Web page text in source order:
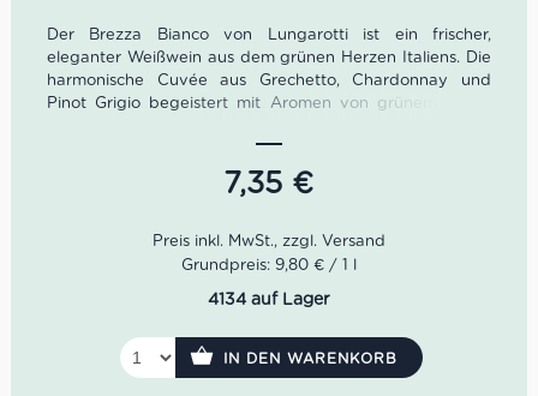
Der Brezza Bianco von Lungarotti ist ein frischer,
eleganter Weißwein aus dem grünen Herzen Italiens. Die
harmonische Cuvée aus Grechetto, Chardonnay und
Pinot Grigio begeistert mit Aromen von grünem Apfel,
lebhaften, angenehm weichen Struktur. Ein
unkomplizierter italienischer Weißwein aus Umbrien,
perfekt für Aperitivo, mediterrane Küche und entspannte
Farbe: Helles Strohgelb
Geschmack: Frisch, fruchtig, weich, feine Säure
Idealer Versandkarton: 21 Flaschen
7,35 €
Grundpreis: 9,80 € / 1 l
4134 auf Lager
IN DEN WARENKORB